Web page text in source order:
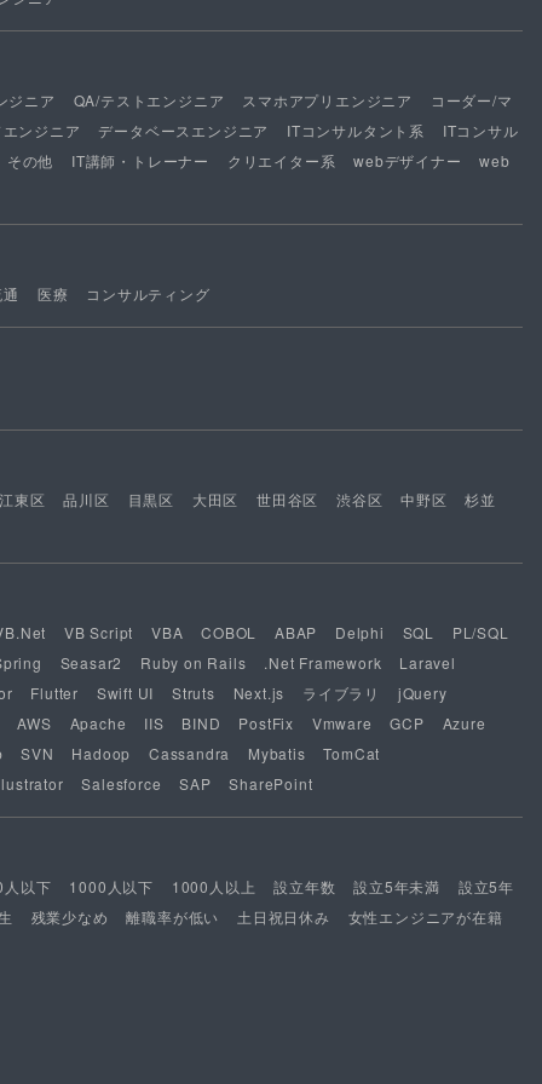
ジニア QA/テストエンジニア スマホアプリエンジニア
コーダー/マ
ンジニア
データベースエンジニア ITコンサルタント系
ITコンサル
その他
IT講師・トレーナー クリエイター系 webデザイナー web
医療 コンサルティング
江東区 品川区 目黒区 大田区 世田谷区 渋谷区 中野区 杉並
VB Script VBA COBOL ABAP Delphi SQL
PL/SQL
Seasar2 Ruby on Rails .Net Framework
Laravel
Flutter Swift UI Struts Next.js ライブラリ
jQuery
AWS
Apache IIS BIND PostFix Vmware GCP
Azure
SVN Hadoop Cassandra Mybatis
TomCat
Salesforce SAP SharePoint
以下 1000人以下 1000人以上 設立年数 設立5年未満
設立5年
残業少なめ 離職率が低い 土日祝日休み 女性エンジニアが在籍